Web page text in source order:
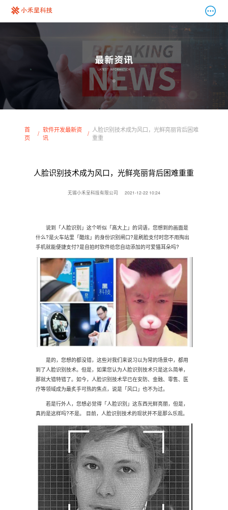
首
页
软件开发最新资
讯
人脸识别技术成为风口，光鲜亮丽背后困难
重重
人脸识别技术成为风口，光鲜亮丽背后困难重重
无锡小禾呈科技有限公司 2021-12-22 10:24
说到「人脸识别」这个听似「高大上」的词语，您想到的画面是
什么?是火车站里「酷炫」的身份识别闸口?是刷脸支付时您不用掏出
手机就能便捷支付?是自拍时软件给您自动添加的可爱猫耳朵吗?
是的，您想的都没错，这些对我们来说习以为常的场景中，都用
到了人脸识别技术。但是，如果您认为人脸识别技术只是这么简单，
那就大错特错了。如今，人脸识别技术早已在安防、金融、零售、医
疗等领域成为最炙手可热的焦点，说是「风口」也不为过。
若是行外人，您想必觉得「人脸识别」这东西光鲜亮丽，但是，
真的是这样吗?不是。 目前，人脸识别技术的现状并不是那么乐观。